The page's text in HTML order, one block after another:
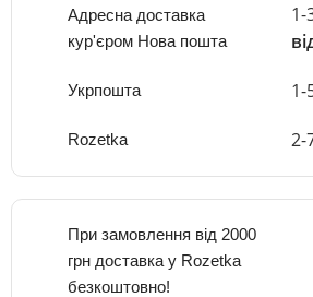
Адресна доставка
кур'єром Нова пошта
1-
Укрпошта 1-
Rozetka 2-
При замовлення від 2000
грн доставка у Rozetka
безкоштовно!